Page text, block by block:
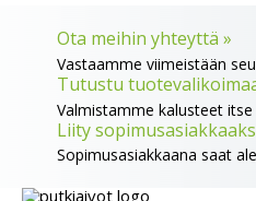
Ota meihin yhteyttä »
Vastaamme viimeistään
Tutustu
Valmistamme kalusteet itse
Liity
Sopimusasiakkaana saat